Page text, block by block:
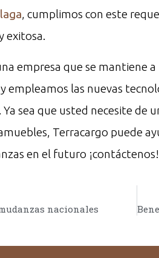
, cumplimos con este
exitosa.
empresa que se mantiene
empleamos las nuevas
sea que usted necesite de
Terracargo puede
en el futuro ¡contáctenos!
nacionales